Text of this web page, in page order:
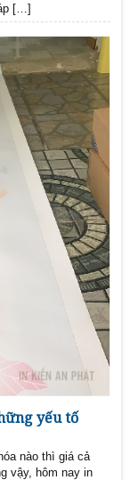
[…]
yếu tố
nào thì giá cả
vậy, hôm nay in